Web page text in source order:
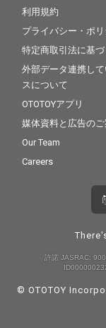
利用規約
プライバシー・ポ
特定商取引法に基
外部データ連携し
スについて
OTOTOYアプリ
媒体資料と広告のご
Our Team
Careers
許諾 JASRAC:
© OTOTOY